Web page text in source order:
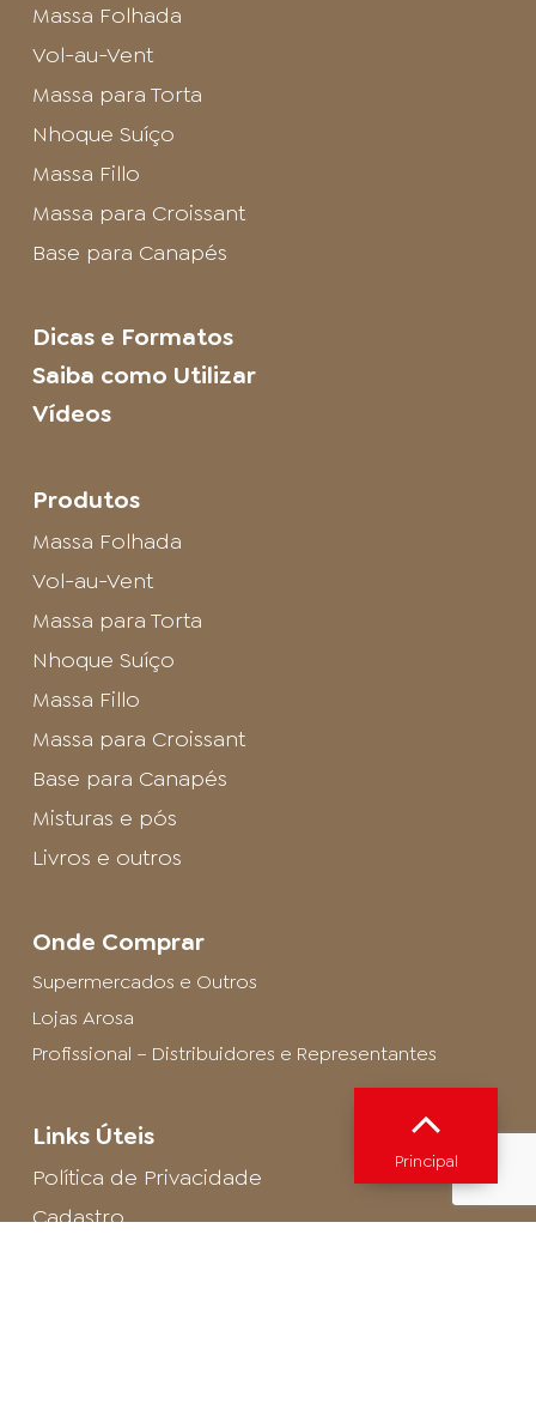
Massa Folhada
Vol-au-Vent
Massa para Torta
Nhoque Suíço
Massa Fillo
Massa para Croissant
Base para Canapés
Dicas e Formatos
Saiba como Utilizar
Vídeos
Produtos
Massa Folhada
Vol-au-Vent
Massa para Torta
Nhoque Suíço
Massa Fillo
Massa para Croissant
Base para Canapés
Misturas e pós
Livros e outros
Onde Comprar
Supermercados e Outros
Lojas Arosa
Profissional – Distribuidores e Representantes
Links Úteis
Política de Privacidade
Cadastro
Principal